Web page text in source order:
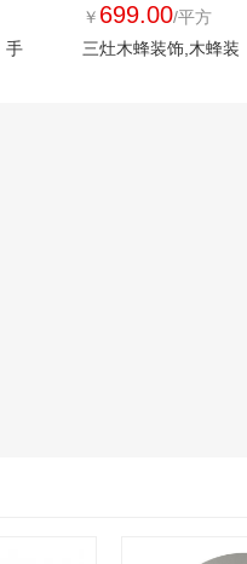
手
￥ 699.00/平方
三灶木蜂装饰,木蜂装